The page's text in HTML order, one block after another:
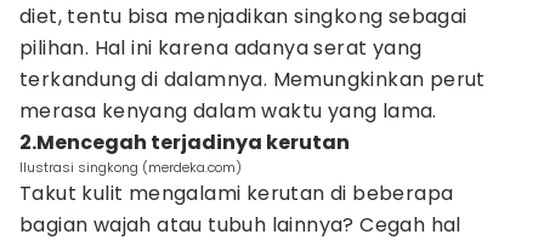
diet, tentu bisa menjadikan singkong sebagai
pilihan. Hal ini karena adanya serat yang
terkandung di dalamnya. Memungkinkan perut
merasa kenyang dalam waktu yang lama.
2.Mencegah terjadinya kerutan
Ilustrasi singkong (merdeka.com)
Takut kulit mengalami kerutan di beberapa
bagian wajah atau tubuh lainnya? Cegah hal